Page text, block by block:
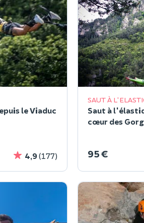
le Viaduc
4,9(177)
SAUT À
Saut à
cœur des
95 €